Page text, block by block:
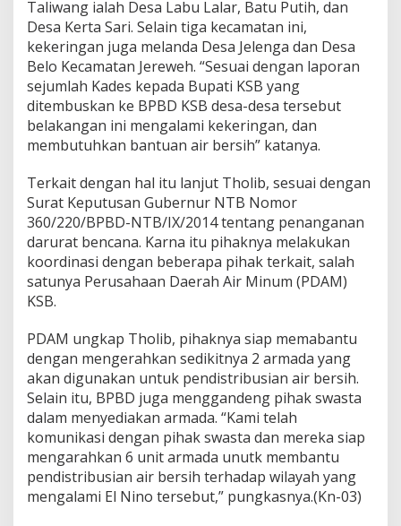
Taliwang ialah Desa Labu Lalar, Batu Putih, dan
Desa Kerta Sari. Selain tiga kecamatan ini,
kekeringan juga melanda Desa Jelenga dan Desa
Belo Kecamatan Jereweh. “Sesuai dengan laporan
sejumlah Kades kepada Bupati KSB yang
ditembuskan ke BPBD KSB desa-desa tersebut
belakangan ini mengalami kekeringan, dan
membutuhkan bantuan air bersih” katanya.
Terkait dengan hal itu lanjut Tholib, sesuai dengan
Surat Keputusan Gubernur NTB Nomor
360/220/BPBD-NTB/IX/2014 tentang penanganan
darurat bencana. Karna itu pihaknya melakukan
koordinasi dengan beberapa pihak terkait, salah
satunya Perusahaan Daerah Air Minum (PDAM)
KSB.
PDAM ungkap Tholib, pihaknya siap memabantu
dengan mengerahkan sedikitnya 2 armada yang
akan digunakan untuk pendistribusian air bersih.
Selain itu, BPBD juga menggandeng pihak swasta
dalam menyediakan armada. “Kami telah
komunikasi dengan pihak swasta dan mereka siap
mengarahkan 6 unit armada unutk membantu
pendistribusian air bersih terhadap wilayah yang
mengalami El Nino tersebut,” pungkasnya.(Kn-03)